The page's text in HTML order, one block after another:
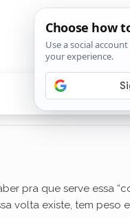
pra que serve essa
volta existe, tem peso